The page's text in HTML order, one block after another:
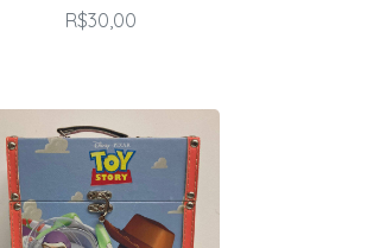
R$30,00